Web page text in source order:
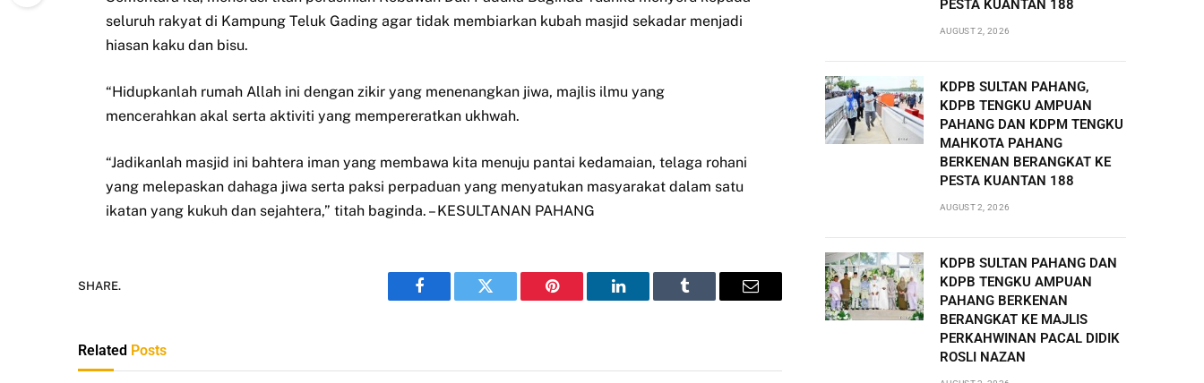
seluruh rakyat di Kampung Teluk Gading agar tidak membiarkan kubah masjid sekadar menjadi
hiasan kaku dan bisu.
“Hidupkanlah rumah Allah ini dengan zikir yang menenangkan jiwa, majlis ilmu yang
mencerahkan akal serta aktiviti yang mempereratkan ukhwah.
“Jadikanlah masjid ini bahtera iman yang membawa kita menuju pantai kedamaian, telaga rohani
yang melepaskan dahaga jiwa serta paksi perpaduan yang menyatukan masyarakat dalam satu
ikatan yang kukuh dan sejahtera,” titah baginda. – KESULTANAN PAHANG
SHARE.
Facebook Twitter Pinterest LinkedIn Tumblr Email
Related Posts
PESTA KUANTAN 188
AUGUST 2, 2026
KDPB SULTAN PAHANG,
KDPB TENGKU AMPUAN
PAHANG DAN KDPM TENGKU
MAHKOTA PAHANG
BERKENAN BERANGKAT KE
PESTA KUANTAN 188
AUGUST 2, 2026
KDPB SULTAN PAHANG DAN
KDPB TENGKU AMPUAN
PAHANG BERKENAN
BERANGKAT KE MAJLIS
PERKAHWINAN PACAL DIDIK
ROSLI NAZAN